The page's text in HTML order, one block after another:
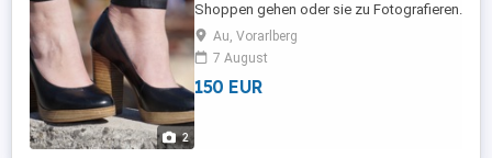
2
Shoppen gehen oder sie zu Fotografieren.
Bezahle mehrere Schuhe. 150 Euro sicher.
Laden und Modelle würde ich gerne
zusammen aussuchen. Würde mich über
eine Nachricht freuen, dann können wir
Au, Vorarlberg
7 August
150 EUR